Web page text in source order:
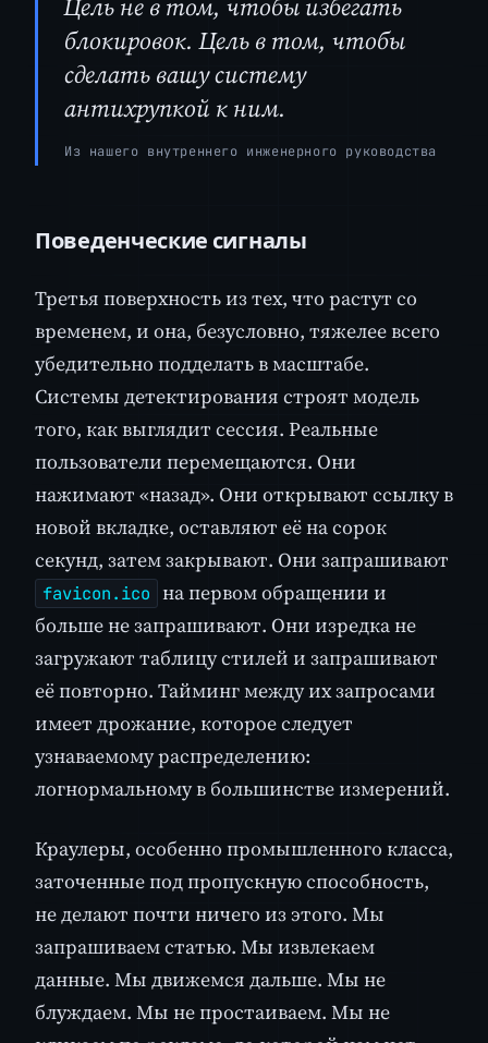
блокировок. Цель в том, чтобы
сделать вашу систему
антихрупкой к ним.
Из нашего внутреннего инженерного руководства
Поведенческие сигналы
Третья поверхность из тех, что растут со
временем, и она, безусловно, тяжелее всего
убедительно подделать в масштабе.
Системы детектирования строят модель
того, как выглядит сессия. Реальные
пользователи перемещаются. Они
нажимают «назад». Они открывают ссылку в
новой вкладке, оставляют её на сорок
секунд, затем закрывают. Они запрашивают
favicon.ico на первом обращении и
больше не запрашивают. Они изредка не
загружают таблицу стилей и запрашивают
её повторно. Тайминг между их запросами
имеет дрожание, которое следует
узнаваемому распределению:
логнормальному в большинстве измерений.
Краулеры, особенно промышленного класса,
заточенные под пропускную способность,
не делают почти ничего из этого. Мы
запрашиваем статью. Мы извлекаем
данные. Мы движемся дальше. Мы не
блуждаем. Мы не простаиваем. Мы не